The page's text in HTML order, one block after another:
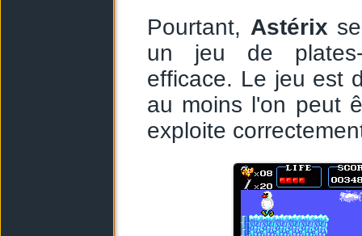
Pourtant, Astérix
un jeu de plates-
efficace. Le jeu est
au moins l'on peut
exploite